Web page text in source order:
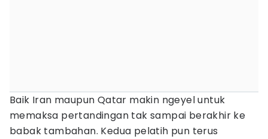
Baik Iran maupun Qatar makin ngeyel untuk
memaksa pertandingan tak sampai berakhir ke
babak tambahan. Kedua pelatih pun terus